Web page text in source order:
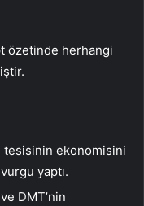
özetinde herhangi
tesisinin ekonomisini
yaptı.
DMT’nin